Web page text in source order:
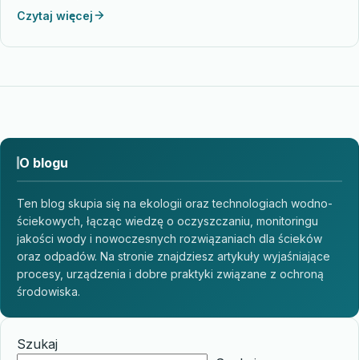
Czytaj więcej
O blogu
Ten blog skupia się na ekologii oraz technologiach wodno-
ściekowych, łącząc wiedzę o oczyszczaniu, monitoringu
jakości wody i nowoczesnych rozwiązaniach dla ścieków
oraz odpadów. Na stronie znajdziesz artykuły wyjaśniające
procesy, urządzenia i dobre praktyki związane z ochroną
środowiska.
Szukaj